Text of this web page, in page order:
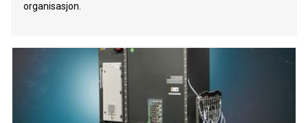
organisasjon.